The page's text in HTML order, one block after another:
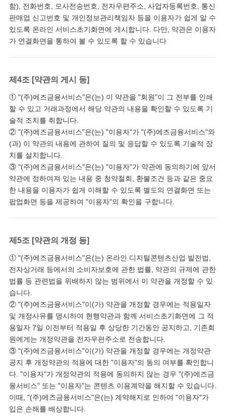
함), 전화번호, 모사전송번호, 전자우편주소, 사업자등록번호, 통신
판매업 신고번호 및 개인정보관리책임자 등을 이용자가 쉽게 알 수
있도록 온라인 서비스초기화면에 게시합니다. 다만, 약관은 이용자
가 연결화면을 통하여 볼 수 있도록 할 수 있습니다
제4조 [약관의 게시 등]
① "(주)에즈금융서비스"은(는) 이 약관을 "회원"이 그 전부를 인쇄
할 수 있고 거래과정에서 해당 약관의 내용을 확인할 수 있도록 기
술적 조치를 취합니다.
② "(주)에즈금융서비스"은(는) "이용자"가 "(주)에즈금융서비스"와
(과) 이 약관의 내용에 관하여 질의 및 응답할 수 있도록 기술적 장
치를 설치합니다.
③ "(주)에즈금융서비스"은(는) "이용자"가 약관에 동의하기에 앞서
약관에 정하여져 있는 내용 중 청약철회, 환불조건 등과 같은 중요
한 내용을 이용자가 쉽게 이해할 수 있도록 별도의 연결화면 또는
팝업화면 등을 제공하여 "이용자"의 확인을 구합니다.
제5조 [약관의 개정 등]
① "(주)에즈금융서비스"은(는) 온라인 디지털콘텐츠산업 발전법,
전자상거래 등에서의 소비자보호에 관한 법률, 약관의 규제에 관한
법률 등 관련법을 위배하지 않는 범위에서 이 약관을 개정할 수 있
습니다.
② "(주)에즈금융서비스"이(가) 약관을 개정할 경우에는 적용일자
및 개정사유를 명시하여 현행약관과 함께 서비스초기화면에 그 적
용일자 7일 이전부터 적용일 후 상당한 기간동안 공지하고, 기존회
원에게는 개정약관을 전자우편주소로 전송합니다.
③ "(주)에즈금융서비스"이(가) 약관을 개정할 경우에는 개정약관
공지 후 개정약관의 적용에 대한 "이용자"의 동의 여부를 확인합니
다. "이용자"가 개정약관의 적용에 동의하지 않는 경우 "(주)에즈금
융서비스" 또는 "이용자"는 콘텐츠 이용계약을 해지할 수 있습니다.
이때, "(주)에즈금융서비스"은(는) 계약해지로 인하여 "이용자"가
입은 손해를 배상합니다.